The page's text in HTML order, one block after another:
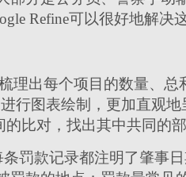
Refine可以很好地解决
理出每个项目的数量、总
行图表绘制，更加直观
比对，找出其中共同的部
罚款记录都注明了肇事